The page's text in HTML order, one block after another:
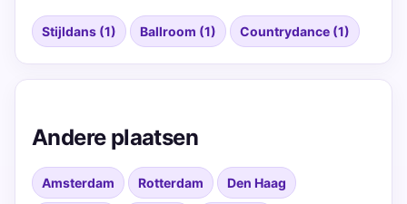
Stijldans (1) Ballroom (1) Countrydance (1)
Andere plaatsen
Amsterdam Rotterdam Den Haag